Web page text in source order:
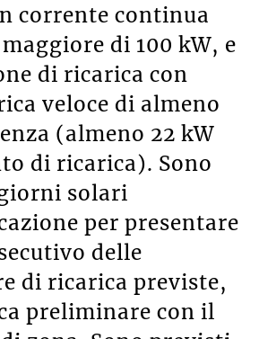
corrente continua
di 100 kW, e
di ricarica con
veloce di almeno
(almeno 22 kW
di ricarica). Sono
solari
per presentare
delle
di ricarica previste,
preliminare con il